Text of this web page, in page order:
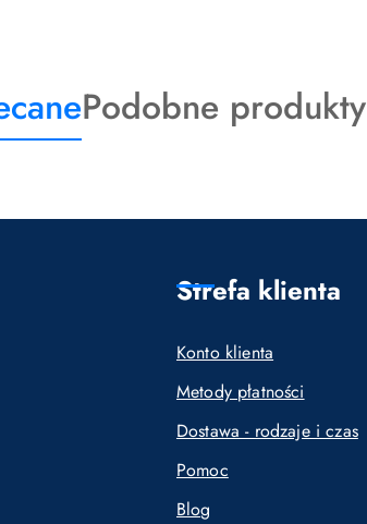
Produkty
o
Podobne produkty
Strefa klienta
Konto klienta
Metody płatności
Dostawa - rodzaje i czas
Pomoc
Blog